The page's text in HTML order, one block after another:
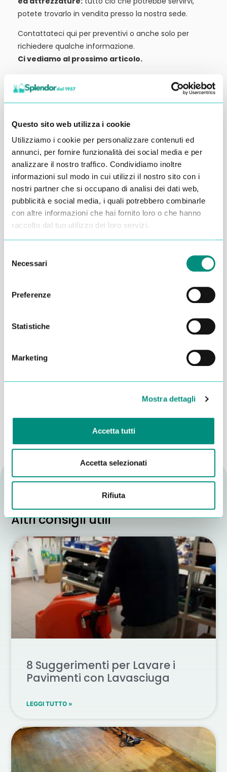
Questo sito web utilizza i cookie
Utilizziamo i cookie per personalizzare contenuti ed
annunci, per fornire funzionalità dei social media e per
analizzare il nostro traffico. Condividiamo inoltre
informazioni sul modo in cui utilizzi il nostro sito con i
nostri partner che si occupano di analisi dei dati web,
pubblicità e social media, i quali potrebbero combinarle
con altre informazioni che hai fornito loro o che hanno
raccolto dal tuo utilizzo dei loro servizi.
delNecessari
Preferenze
Statistiche
Marketing
Mostra dettagli
Accetta tutti
Accetta selezionati
Rifiuta
potete trovarlo in vendita presso la nostra sede.
Contattateci qui per preventivi o anche solo per
richiedere qualche informazione.
Ci vediamo al prossimo articolo.
Inserisci i tuoi dati qui, ti ricontatteremo
entro 48 ore
Dichiaro di aver letto la
e acconsento al
Altri consigli utili
8 Suggerimenti per Lavare i
Pavimenti con Lavasciuga
LEGGI TUTTO »